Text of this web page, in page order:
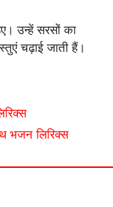
उन्हें सरसों का
चढ़ाई जाती हैं।
भजन लिरिक्स